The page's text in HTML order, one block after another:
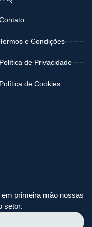
e Condições
de Privacidade
Política de Cookies
primeira mão nossas
setor.